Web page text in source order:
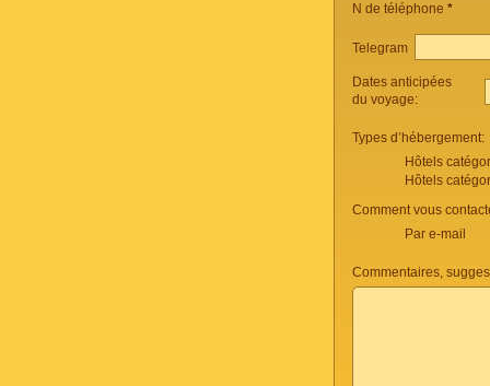
N de téléphone *
Telegram
Dates anticipées
du voyage:
Types d’hébergement:
Hôtels
Hôtels
Comment vous
Par e-mail
Commentaires,